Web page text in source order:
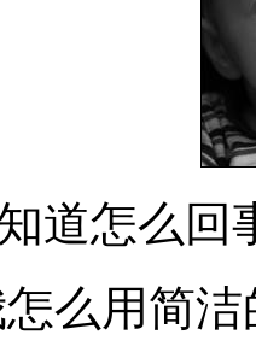
怎么回
用简洁